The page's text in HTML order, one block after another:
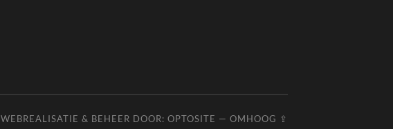
WEBREALISATIE & BEHEER DOOR: OPTOSITE — OMHOOG ⇪